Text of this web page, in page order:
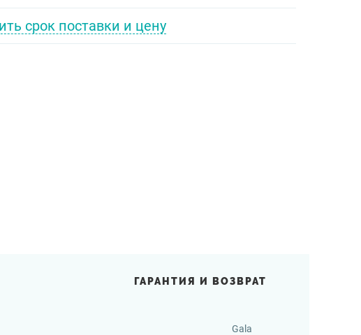
срок поставки и цену
ГАРАНТИЯ И ВОЗВРАТ
Gala